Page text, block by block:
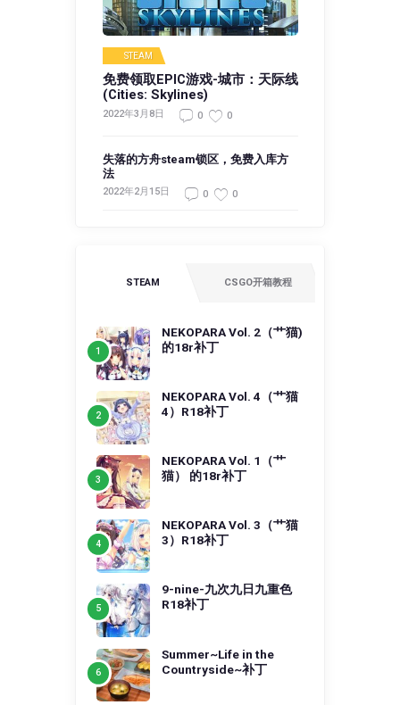
STEAM
免费领取EPIC游戏-城市：天际线
(Cities: Skylines)
2022年3月8日 0 0
失落的方舟steam锁区，免费入库方
法
2022年2月15日 0 0
STEAM CSGO开箱教程
NEKOPARA Vol. 2（艹猫)
的18r补丁
NEKOPARA Vol. 4（艹猫
4）R18补丁
NEKOPARA Vol. 1（艹
猫） 的18r补丁
NEKOPARA Vol. 3（艹猫
3）R18补丁
9-nine-九次九日九重色
R18补丁
Summer~Life in the
Countryside~补丁